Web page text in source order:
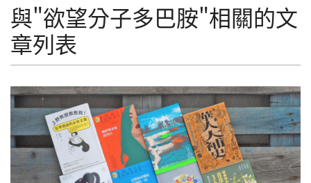
與"欲望分子多巴胺"相關的文
章列表